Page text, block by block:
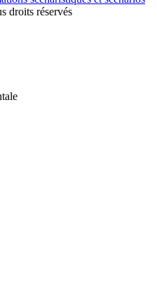
droits réservés